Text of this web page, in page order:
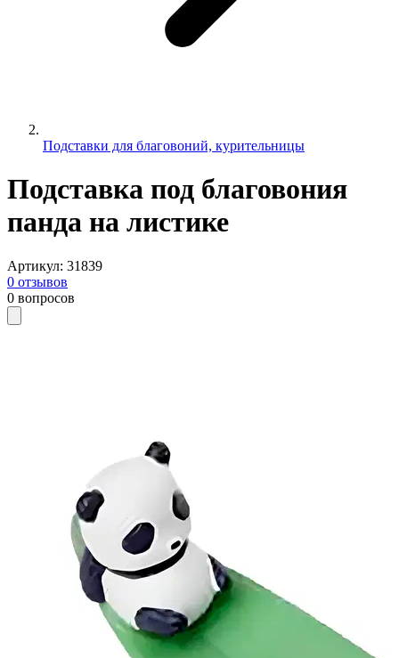
Подставки для благовоний, курительницы
Подставка под благовония
панда на листике
Артикул: 31839
0 отзывов
0 вопросов